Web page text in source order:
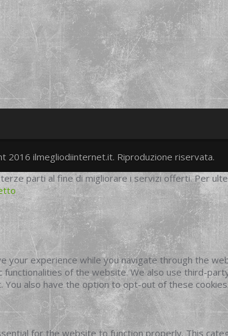
twittergoogleplus
2016 ilmegliodiinternet.it. Riproduzione riservata.
parti al fine di migliorare i servizi offerti. Per
your experience while you navigate through the
of the website. We also use third-
also have the option to opt-out of these
for the website to function properly. This